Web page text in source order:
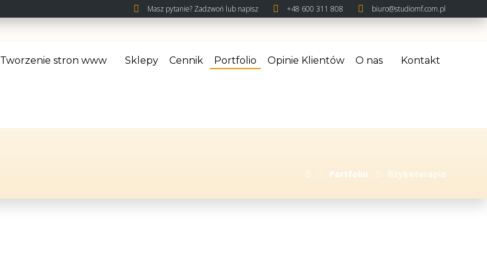
biuro@studiomf.com.pl
+48 600 311 808
Masz pytanie? Zadzwoń lub napisz
Tworzenie stron www Sklepy Cennik Portfolio Opinie Klientów O nas Kontakt
Portfolio fizykoterapia